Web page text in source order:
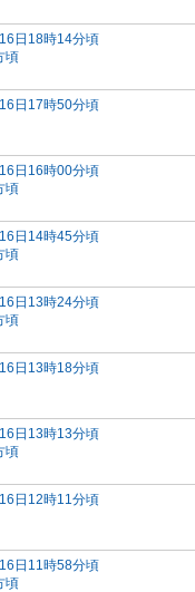
日18時14分頃
頃
日17時50分頃
日16時00分頃
頃
日14時45分頃
頃
日13時24分頃
頃
日13時18分頃
日13時13分頃
頃
日12時11分頃
日11時58分頃
頃